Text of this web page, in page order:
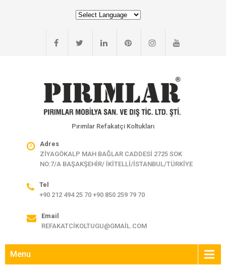
Pırımlar Refakatçi Koltukları
Adres
ZİYAGÖKALP MAH BAĞLAR CADDESİ 2725 SOK
NO:7/A BAŞAKŞEHİR/ İKİTELLİ/İSTANBUL/TÜRKİYE
Tel
+90 212 494 25 70 +90 850 259 79 70
Email
REFAKATCIKOLTUGU@GMAIL.COM
Menu